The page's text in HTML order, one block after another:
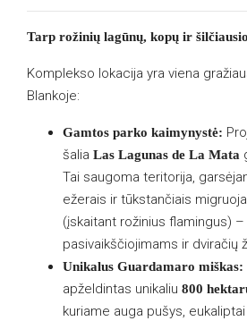
Tarp rožinių lagūnų, kopų ir
Komplekso lokacija yra viena
Blankoje:
Gamtos parko kaimynystė:
šalia Las Lagunas de La Mata
Tai saugoma teritorija,
ežerais ir tūkstančiais
(įskaitant rožinius flamingus)
pasivaikščiojimams ir dviračių
Unikalus Guardamaro miškas:
apželdintas unikaliu 800
kuriame auga pušys,